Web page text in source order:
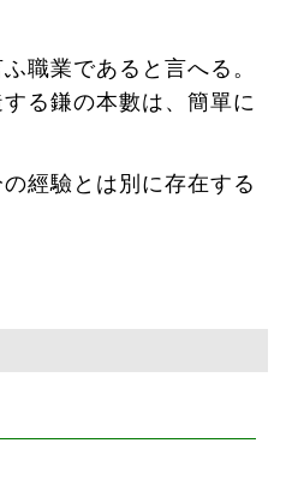
職業であると言へる。
る鎌の本數は、簡單に
經驗とは別に存在する